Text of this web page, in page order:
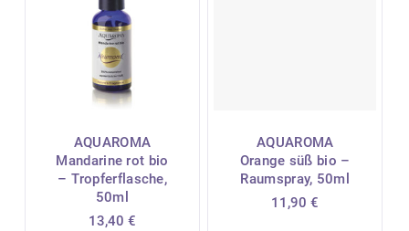
AQUAROMA
Mandarine rot bio
– Tropferflasche,
50ml
13,40 €
AQUAROMA
Orange süß bio –
Raumspray, 50ml
11,90€